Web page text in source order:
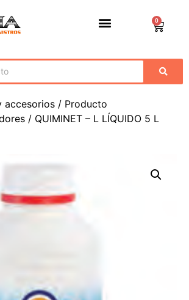
0
accesorios / Producto
/ QUIMINET – L LÍQUIDO 5 L